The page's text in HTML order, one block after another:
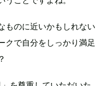
のに近いかもしれない
クで自分をしっかり満足